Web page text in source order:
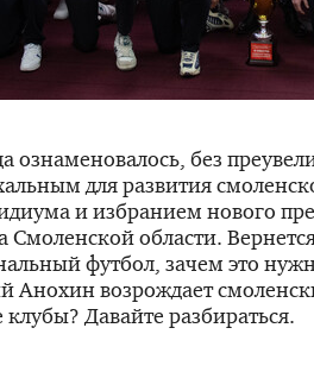
ознаменовалось, без
для развития
и избранием нового
Смоленской области.
футбол, зачем это
Анохин возрождает
Давайте разбираться.